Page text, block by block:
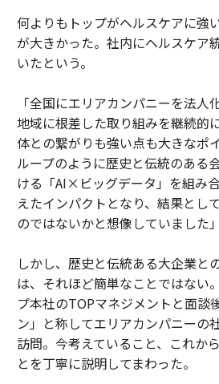
何よりもトップがヘルスケアに強
が大きかった。社内にヘルスケア
いたという。
「全国にエリアカンパニーを法人
地域に根差した取り組みを継続的
体との繋がりも強い点も大きなポ
ループのように歴史と伝統のある
ける「AI×ビッグデータ」を組み
えたインパクトとなり、結果とし
のではないかと想像していました
しかし、歴史と伝統ある大企業と
は、それほど簡単なことではない
プ本社のTOPマネジメントと面談
ン」と称してエリアカンパニーの
訪問。今考えていること、これか
とを丁寧に説明してまわった。